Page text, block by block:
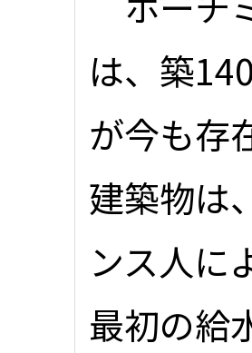
は、築
が今も存
建築物は
ンス人に
最初の給